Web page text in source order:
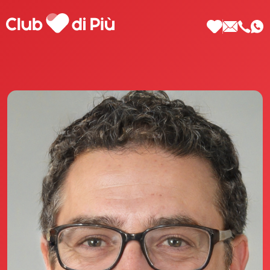
Scopri Club di Più
Le testimonianze Club di Più
La fondatrice Valeria Pilla
Annunci Donne
Agenzia matrimoniale Club di Più
Love Notebook